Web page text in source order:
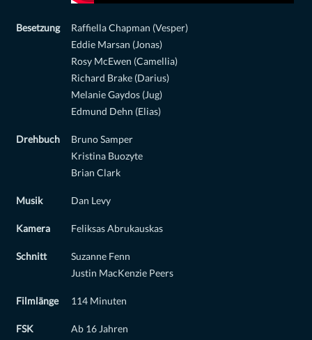
Besetzung
Raffiella Chapman (Vesper)
Eddie Marsan (Jonas)
Rosy McEwen (Camellia)
Richard Brake (Darius)
Melanie Gaydos (Jug)
Edmund Dehn (Elias)
Drehbuch
Bruno Samper
Kristina Buozyte
Brian Clark
Musik Dan Levy
Kamera Feliksas Abrukauskas
Schnitt
Suzanne Fenn
Justin MacKenzie Peers
Filmlänge 114 Minuten
FSK Ab 16 Jahren